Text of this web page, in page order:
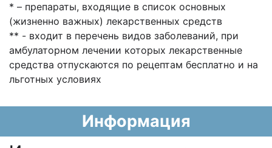
* – препараты, входящие в список основных
(жизненно важных) лекарственных средств
** - входит в перечень видов заболеваний, при
амбулаторном лечении которых лекарственные
средства отпускаются по рецептам бесплатно и на
льготных условиях
Информация